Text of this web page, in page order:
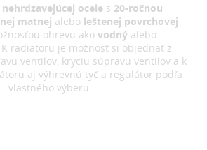
nehrdzavejúcej oceles 20-ročnou
matnej aleboleštenej povrchovej
ohrevu ako vodný alebo
radiátoru je možnosť si objednať z
ventilov, kryciu súpravu ventilov a k
aj výhrevnú tyč a regulátor podľa
vlastného výberu.